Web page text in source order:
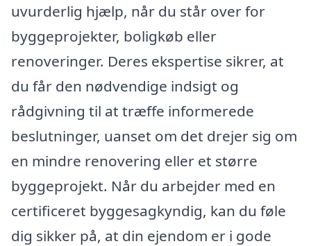
uvurderlig hjælp, når du står over for
byggeprojekter, boligkøb eller
renoveringer. Deres ekspertise sikrer, at
du får den nødvendige indsigt og
rådgivning til at træffe informerede
beslutninger, uanset om det drejer sig om
en mindre renovering eller et større
byggeprojekt. Når du arbejder med en
certificeret byggesagkyndig, kan du føle
dig sikker på, at din ejendom er i gode